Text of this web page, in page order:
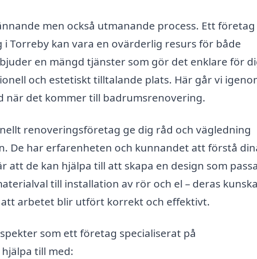
men också utmanande process. Ett företag
Torreby kan vara en ovärderlig resurs för både
en mängd tjänster som gör det enklare för
och estetiskt tilltalande plats. Här går vi
när det kommer till badrumsrenovering.
renoveringsföretag ge dig råd och vägledning
De har erfarenheten och kunnandet att förstå
att de kan hjälpa till att skapa en design som
till installation av rör och el – deras
arbetet blir utfört korrekt och effektivt.
som ett företag specialiserat på
till med: